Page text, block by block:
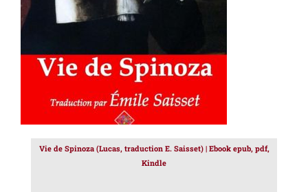
Vie de Spinoza (Lucas, traduction E. Saisset) | Ebook epub, pdf,
Kindle